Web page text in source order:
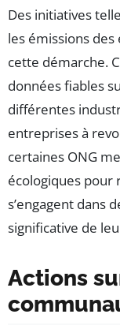
Des initiatives
les émissions
cette démarche.
données fiables
différentes
entreprises à
certaines ONG
écologiques pour
s’engagent dans
significative de
Actions